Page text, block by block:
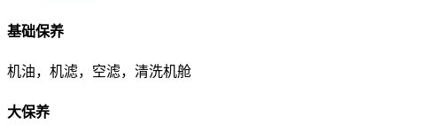
基础保养
机油，机滤，空滤，清洗机舱
大保养